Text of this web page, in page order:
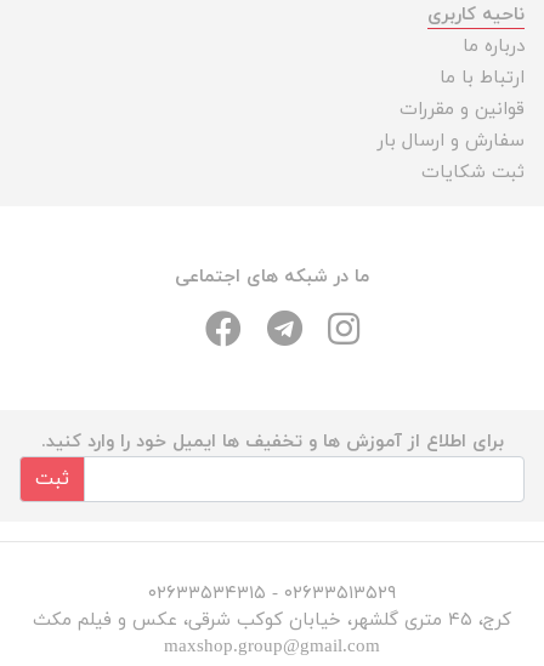
ناحیه کاربری
درباره ما
ارتباط با ما
قوانین و مقررات
سفارش و ارسال بار
ثبت شکایات
ما در شبکه های اجتماعی
برای اطلاع از آموزش ها و تخفیف ها ایمیل خود را وارد کنید.
ثبت
۰۲۶۳۳۵۱۳۵۲۹ - ۰۲۶۳۳۵۳۴۳۱۵
کرج، ۴۵ متری گلشهر، خیابان کوکب شرقی، عکس و فیلم مکث
maxshop.group@gmail.com